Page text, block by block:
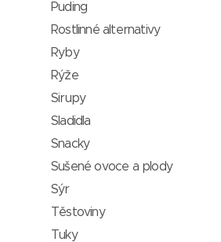
Puding
Rostlinné alternativy
Ryby
Rýže
Sirupy
Sladidla
Snacky
Sušené ovoce a plody
Sýr
Těstoviny
Tuky